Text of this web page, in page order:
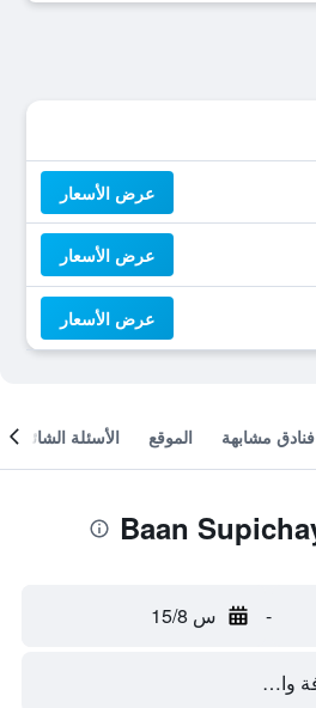
عرض الأسعار
عرض الأسعار
عرض الأسعار
فنادق مشابهة الموقع الأسئلة الشائعة
- س 15/8